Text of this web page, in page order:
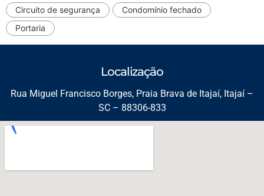
Circuito de segurança
Condomínio fechado
Portaria
Localização
Rua Miguel Francisco Borges, Praia Brava de Itajaí, Itajaí –
SC – 88306-833